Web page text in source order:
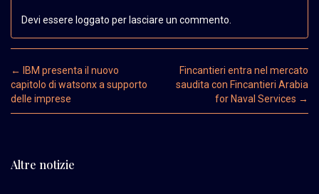
Devi essere loggato per lasciare un commento.
Post navigation
←
IBM presenta il nuovo
capitolo di watsonx a supporto
delle imprese
Fincantieri entra nel mercato
saudita con Fincantieri Arabia
for Naval Services →
Altre notizie